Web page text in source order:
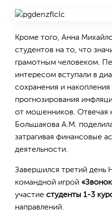
Кроме того, Анна
студентов на то, что
грамотным человеком.
интересом вступали в
сохранения и
прогнозирования
от мошенников. Отвечая
Большакова А.М.
затрагивая финансовые
деятельности.
Завершился третий день
командной игрой
участие студенты 1-3
направлений.